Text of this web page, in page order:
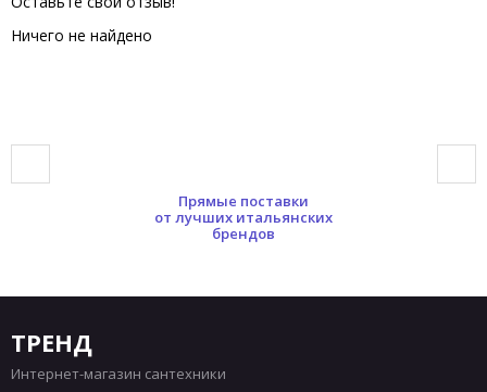
Ничего не найдено
Прямые поставки
от лучших итальянских
брендов
ТРЕНД
Интернет-магазин сантехники